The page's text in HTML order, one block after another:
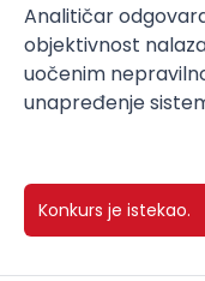
Analitičar
objektivnost
uočenim
unapređenje
Konkurs je istekao.